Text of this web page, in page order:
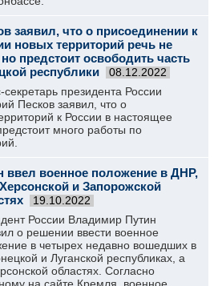
заявил, что о присоединении к
новых территорий речь не
но предстоит освободить часть
республики
08.12.2022
секретарь президента России
Песков заявил, что о
к России в настоящее
много работы по
ввел военное положение в ДНР,
и Запорожской
19.10.2022
России Владимир Путин
о решении ввести военное
в четырех недавно вошедших в
и Луганской республиках, а
областях. Согласно